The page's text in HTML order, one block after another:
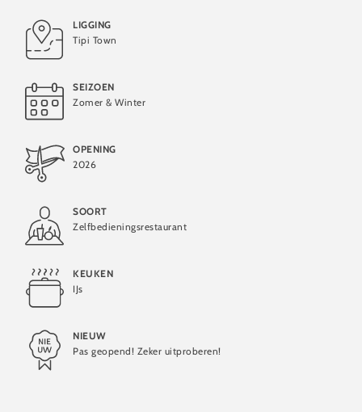
LIGGING
Tipi Town
SEIZOEN
Zomer & Winter
OPENING
2026
SOORT
Zelfbedieningsrestaurant
KEUKEN
IJs
NIEUW
Pas geopend! Zeker uitproberen!